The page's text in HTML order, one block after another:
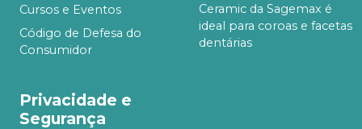
Cursos e Eventos
Código de Defesa do
Consumidor
Ceramic da Sagemax é
ideal para coroas e facetas
dentárias
Privacidade e
Segurança